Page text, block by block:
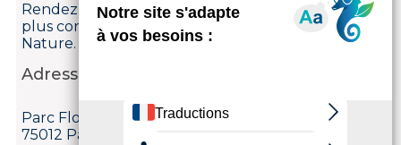
Rendez-vous sur le site de la Ville de Paris pour
plus connaître les horaires de la Maison Paris
Nature.
Adresse
Parc Floral de Paris
75012 Paris 12ème